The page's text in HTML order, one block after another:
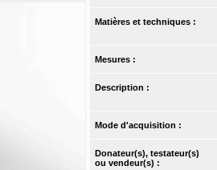
Matières et techniques :
Mesures :
Description :
Mode d'acquisition :
Donateur(s), testateur(s)
ou vendeur(s) :